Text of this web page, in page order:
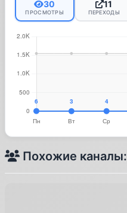
30
ПРОСМОТРЫ
11
ПЕРЕХОДЫ
Похожие каналы: